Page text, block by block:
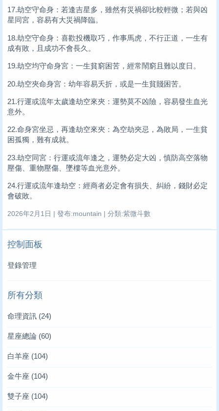
17.劫空守命身：若逢吉星多，雖然有災禍卻比較輕微；若與凶
星同宮，容易有大災禍降臨。
18.劫空守命身：喜歡投機取巧，作事馬虎，不行正道，一生有
成有敗，且成功不會長久。
19.劫空均守命身宮：一生貧窮困苦，經常鬧窮且難以度日。
20.劫空夾命身宮：幼年容易夭折，或是一生貧賤困苦。
21.行運或流年太歲逢劫空來夾：運勢莫不凶險，容易發生血光
意外。
22.命身宮坐忌，再逢劫空來夾：為空劫夾忌，為敗局，一生貧
困孤獨，難有成就。
23.劫空同宮：行運或流年逢之，運勢必定大凶，慎防高空落物
壓傷、重物壓傷、墜樓等血光意外。
24.行運或流年逢劫空：經商者必定會有損失、糾紛，錢財必定
會破敗。
2026年2月1日 | 發布:mountain | 分類:紫微斗數
控制面板
登錄管理
所有分類
命理資訊 (24)
星座總論 (60)
白羊座 (104)
金牛座 (104)
雙子座 (104)